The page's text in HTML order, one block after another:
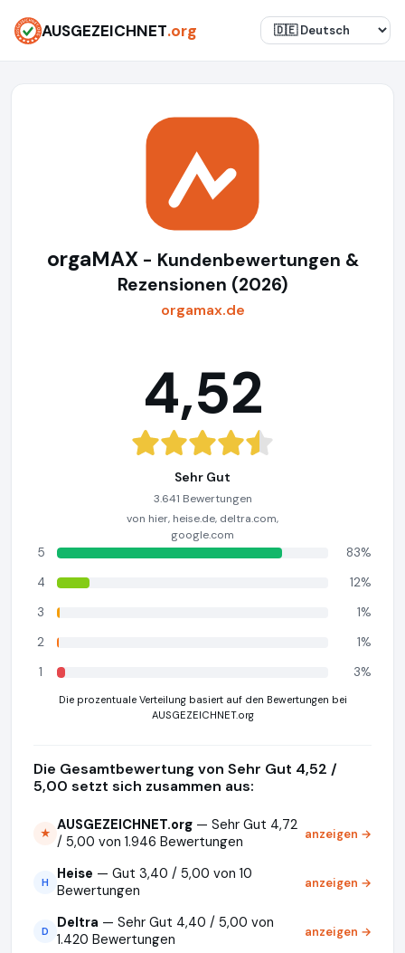
AUSGEZEICHNET.org
orgaMAX - Kundenbewertungen &
Rezensionen (2026)
orgamax.de
4,52
Sehr Gut
3.641 Bewertungen
von hier, heise.de, deltra.com,
google.com
5
83%
4
12%
3
1%
2
1%
1
3%
Die prozentuale Verteilung basiert auf den Bewertungen bei
AUSGEZEICHNET.org
Die Gesamtbewertung von Sehr Gut 4,52 /
5,00 setzt sich zusammen aus:
★ AUSGEZEICHNET.org — Sehr Gut 4,72
/ 5,00 von 1.946 Bewertungen
anzeigen →
H Heise — Gut 3,40 / 5,00 von 10
Bewertungen
anzeigen →
D Deltra — Sehr Gut 4,40 / 5,00 von
1.420 Bewertungen
anzeigen →